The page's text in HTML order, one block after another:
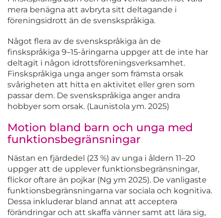
mera benägna att avbryta sitt deltagande i
föreningsidrott än de svenskspråkiga.
Något flera av de svenskspråkiga än de
finskspråkiga 9–15-åringarna uppger att de inte har
deltagit i någon idrottsföreningsverksamhet.
Finskspråkiga unga anger som främsta orsak
svårigheten att hitta en aktivitet eller gren som
passar dem. De svenskspråkiga anger andra
hobbyer som orsak. (Launistola ym. 2025)
Motion bland barn och unga med
funktionsbegränsningar
Nästan en fjärdedel (23 %) av unga i åldern 11–20
uppger att de upplever funktionsbegränsningar,
flickor oftare än pojkar (Ng ym 2025). De vanligaste
funktionsbegränsningarna var sociala och kognitiva.
Dessa inkluderar bland annat att acceptera
förändringar och att skaffa vänner samt att lära sig,